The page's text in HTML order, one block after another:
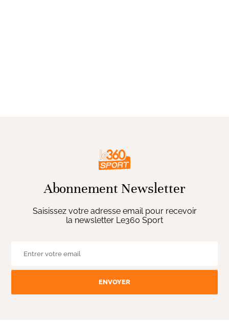
Abonnement Newsletter
Saisissez votre adresse email pour recevoir
la newsletter Le360 Sport
ENVOYER